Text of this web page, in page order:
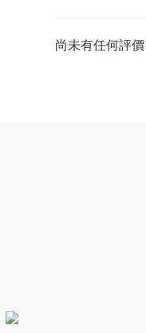
尚未有任何評價